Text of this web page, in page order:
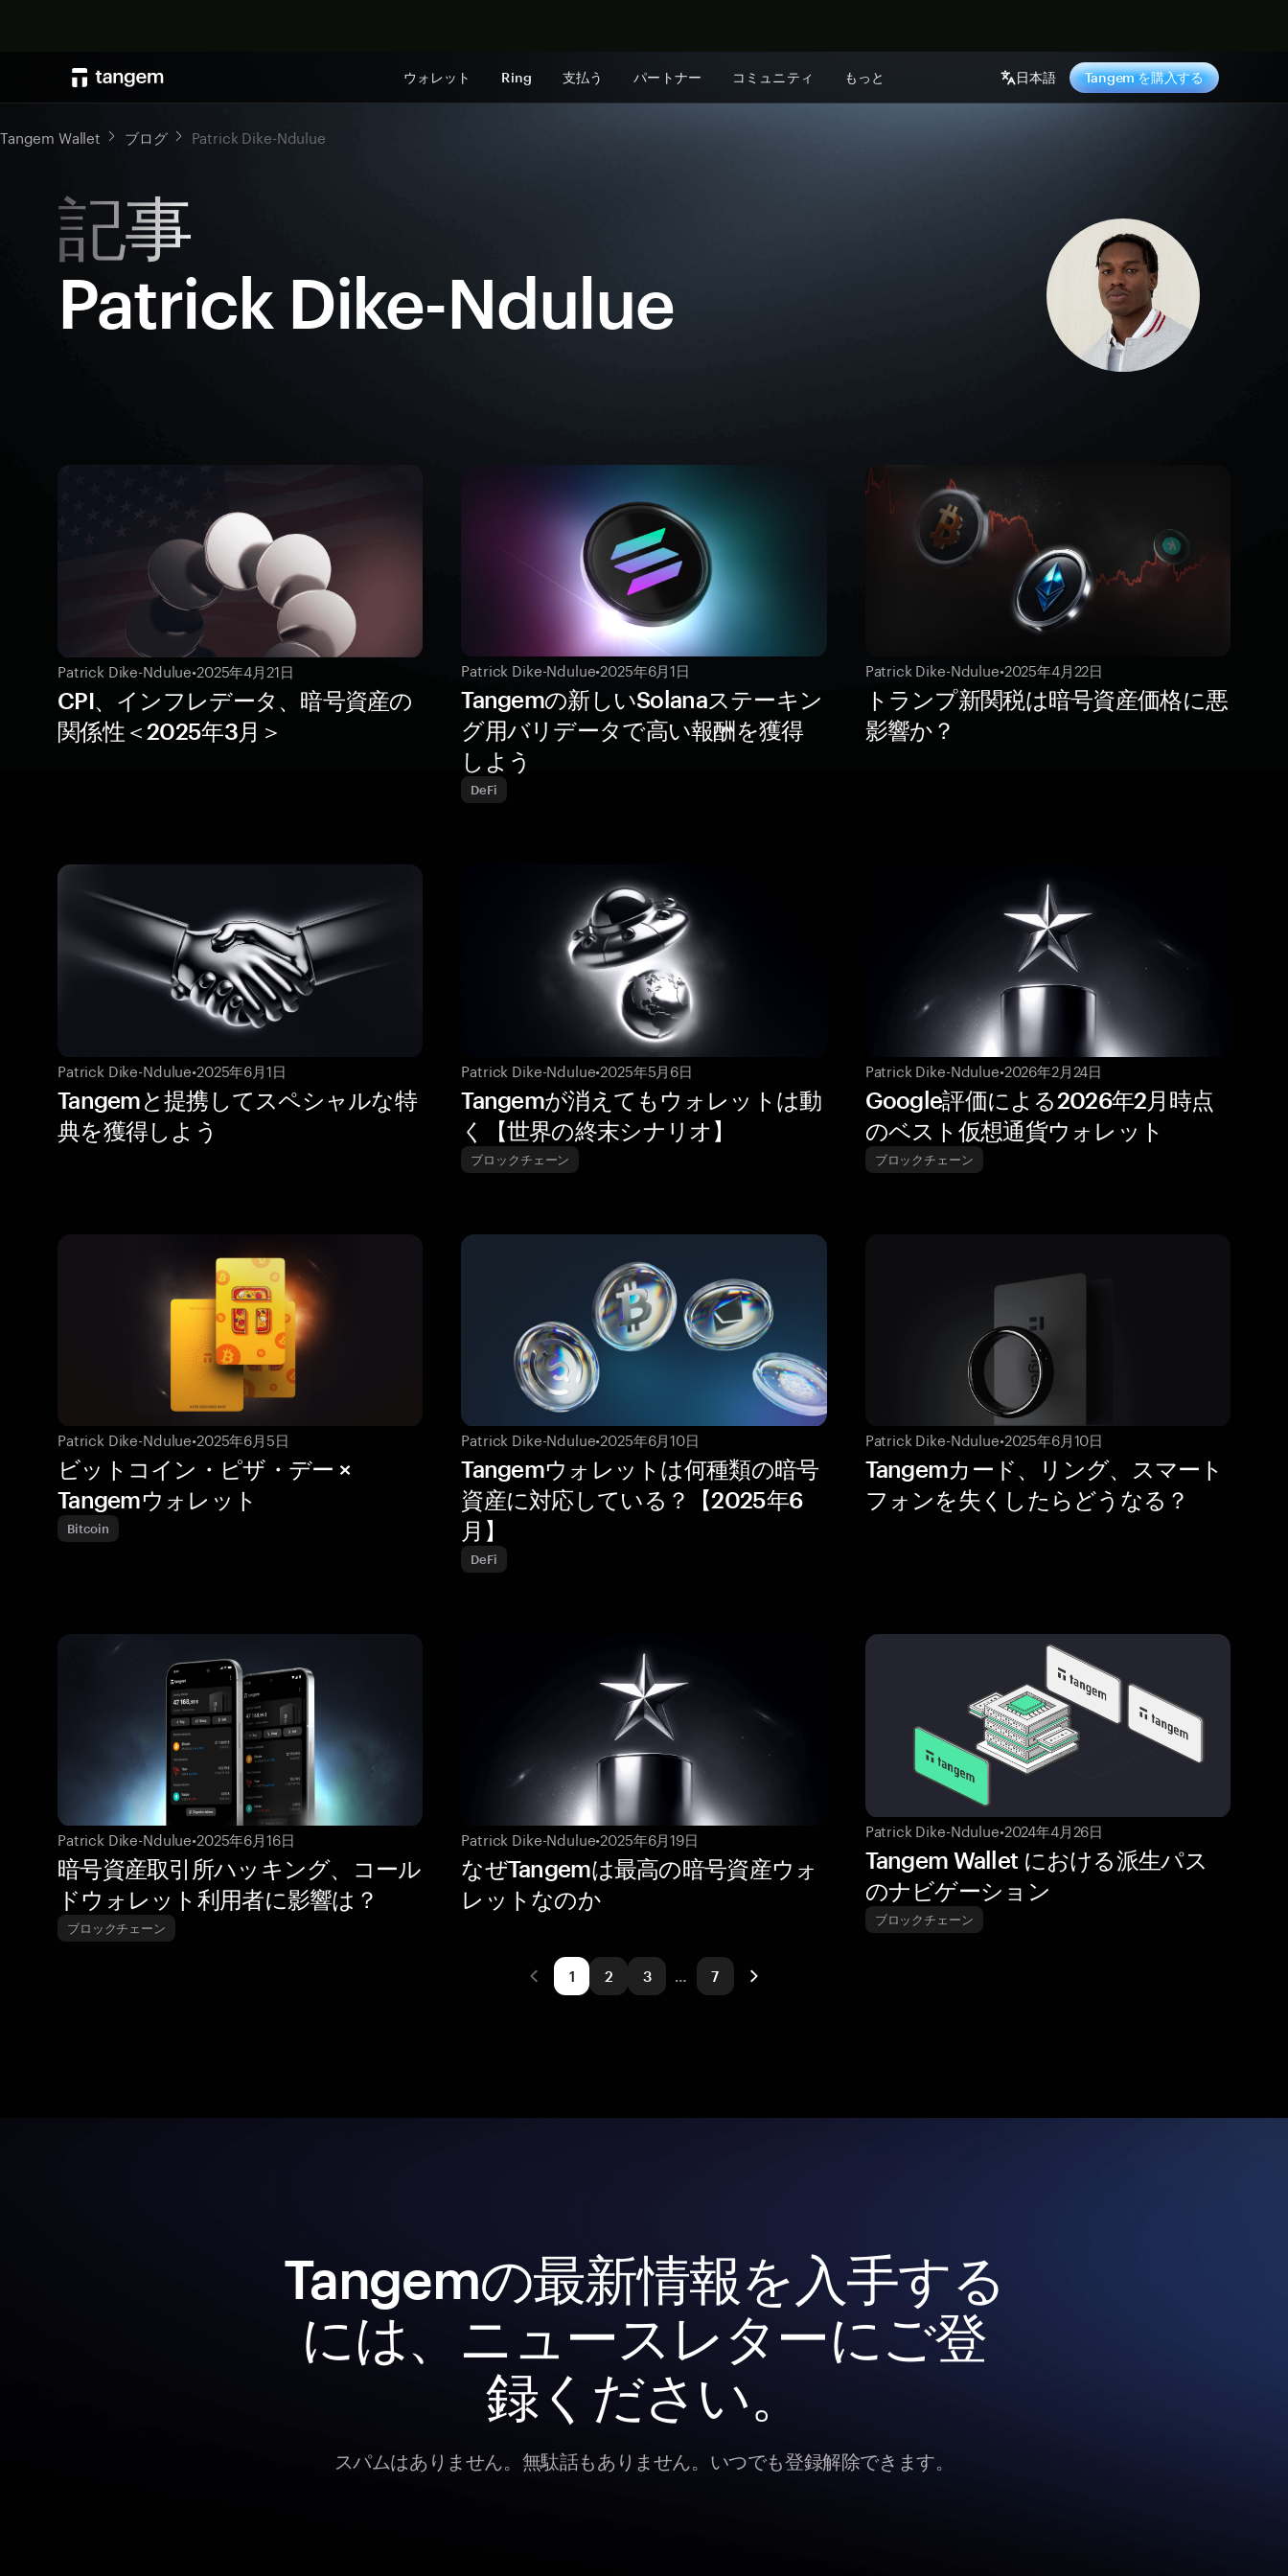
ウォレット Ring 支払う パートナー コミュニティ もっと 日本語 Tangem を購入する
Tangem Wallet ブログ Patrick Dike-Ndulue
記事
Patrick Dike-Ndulue
Patrick Dike-Ndulue•2025年4月21日
CPI、インフレデータ、暗号資産の
関係性＜2025年3月＞
Patrick Dike-Ndulue•2025年6月1日
Tangemの新しいSolanaステーキン
グ用バリデータで高い報酬を獲得
しよう
DeFi
Patrick Dike-Ndulue•2025年4月22日
トランプ新関税は暗号資産価格に悪
影響か？
Patrick Dike-Ndulue•2025年6月1日
Tangemと提携してスペシャルな特
典を獲得しよう
Patrick Dike-Ndulue•2025年5月6日
Tangemが消えてもウォレットは動
く【世界の終末シナリオ】
ブロックチェーン
Patrick Dike-Ndulue•2026年2月24日
Google評価による2026年2月時点
のベスト仮想通貨ウォレット
ブロックチェーン
Patrick Dike-Ndulue•2025年6月5日
ビットコイン・ピザ・デー ×
Tangemウォレット
Bitcoin
Patrick Dike-Ndulue•2025年6月10日
Tangemウォレットは何種類の暗号
資産に対応している？【2025年6
月】
DeFi
Patrick Dike-Ndulue•2025年6月10日
Tangemカード、リング、スマート
フォンを失くしたらどうなる？
Patrick Dike-Ndulue•2025年6月16日
暗号資産取引所ハッキング、コール
ドウォレット利用者に影響は？
ブロックチェーン
Patrick Dike-Ndulue•2025年6月19日
なぜTangemは最高の暗号資産ウォ
レットなのか
Patrick Dike-Ndulue•2024年4月26日
Tangem Wallet における派生パス
のナビゲーション
ブロックチェーン
1 2 3 … 7
Tangemの最新情報を入手する
には、ニュースレターにご登
録ください。
スパムはありません。無駄話もありません。いつでも登録解除できます。